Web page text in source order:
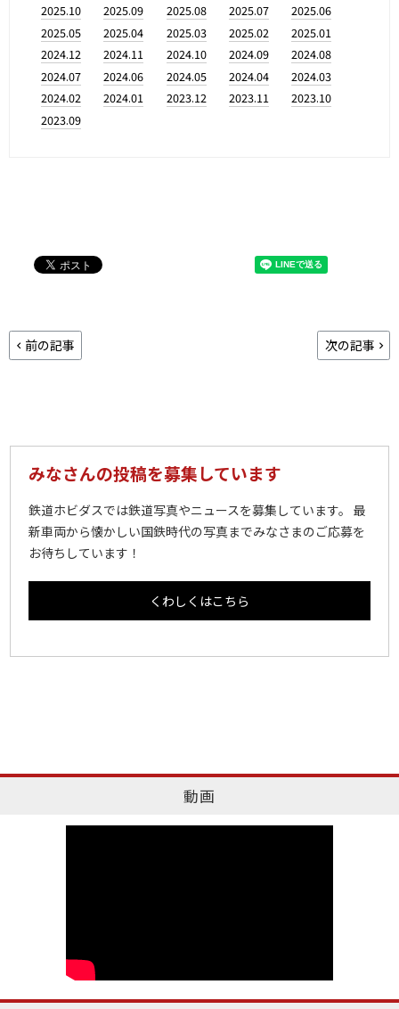
2025.10
2025.09 2025.08 2025.07
2025.06
2025.05
2025.04 2025.03 2025.02
2025.01
2024.12
2024.11 2024.10 2024.09
2024.08
2024.07
2024.06 2024.05 2024.04
2024.03
2024.02
2024.01 2023.12 2023.11
2023.10
2023.09
前の記事 次の記事
みなさんの投稿を募集しています
鉄道ホビダスでは鉄道写真やニュースを募集しています。 最
新車両から懐かしい国鉄時代の写真までみなさまのご応募を
お待ちしています！
くわしくはこちら
動画